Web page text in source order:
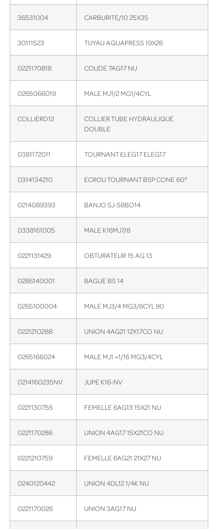
36531004 CARBURITE/10 25X35
30111523 TUYAU AQUAPRESS 19X26
0221170818 COUDE 7AG17 NU
0265066019 MALE MJ1/2 MG1/4CYL
COLLIERD12
COLLIER TUBE HYDRAULIQUE
DOUBLE
0381172011 TOURNANT ELEG17 ELEG17
0314134210 ECROU TOURNANT BSP CONE 60°
0214089393 BANJO SJ-S8BO14
0338161005 MALE K16MJ7/8
0221131429 OBTURATEUR 15 AG 13
0286140001 BAGUE BS 14
0265100004 MALE MJ3/4 MG3/8CYL 90
0221210288 UNION 4AG21 12X17CO NU
0265166024 MALE MJ1 »1/16 MG3/4CYL
0214160235NV JUPE K16-NV
0221130755 FEMELLE 6AG13 15X21 NU
0221170286 UNION 4AG17 15X21CO NU
0221210759 FEMELLE 6AG21 21X27 NU
0240120442 UNION 4DL12 1/4K NU
0221170026 UNION 3AG17 NU